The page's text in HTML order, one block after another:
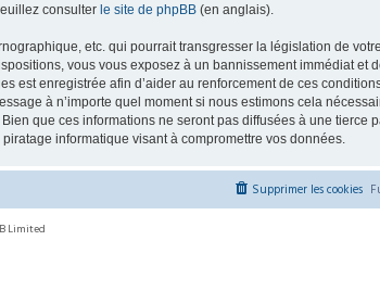
consulter le site de phpBB (en anglais).
etc. qui pourrait transgresser la législation de
vous vous exposez à un bannissement immédiat et
est enregistrée afin d’aider au renforcement de ces
à n’importe quel moment si nous estimons cela
que ces informations ne seront pas diffusées à une tierce
informatique visant à compromettre vos données.
Supprimer les cookies
Limited